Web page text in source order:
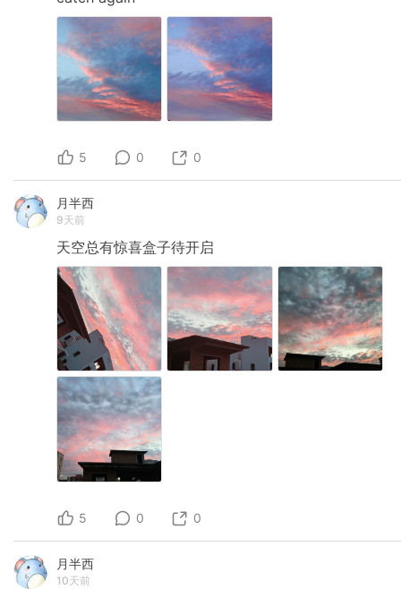
5 0 0
月半西
9天前
天空总有惊喜盒子待开启
5 0 0
月半西
10天前